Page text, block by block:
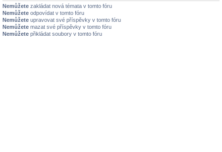
Nemůžete zakládat nová témata v tomto fóru
Nemůžete odpovídat v tomto fóru
Nemůžete upravovat své příspěvky v tomto fóru
Nemůžete mazat své příspěvky v tomto fóru
Nemůžete přikládat soubory v tomto fóru